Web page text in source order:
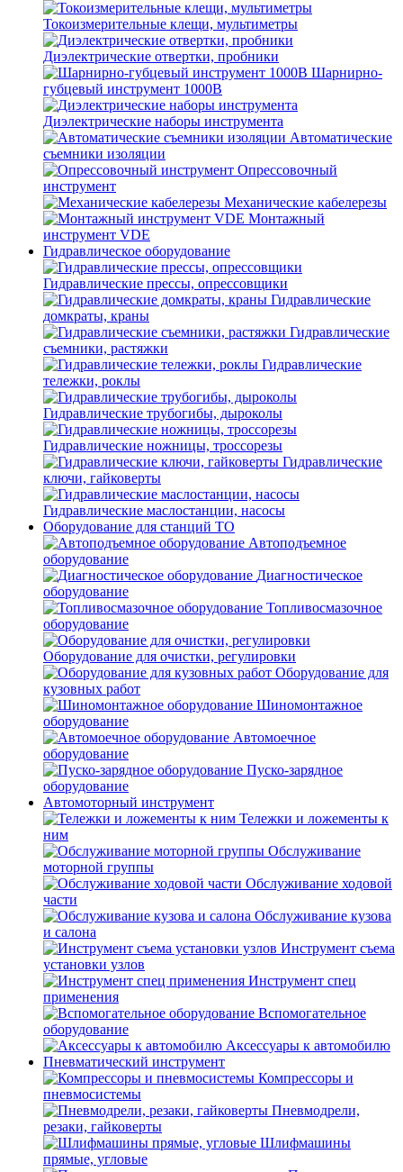
Токоизмерительные клещи, мультиметры
Диэлектрические отвертки, пробники
Шарнирно-
губцевый инструмент 1000В
Диэлектрические наборы инструмента
Автоматические
съемники изоляции
Опрессовочный
инструмент
Механические кабелерезы
Монтажный
инструмент VDE
Гидравлическое оборудование
Гидравлические прессы, опрессовщики
Гидравлические
домкраты, краны
Гидравлические
съемники, растяжки
Гидравлические
тележки, роклы
Гидравлические трубогибы, дыроколы
Гидравлические ножницы, троссорезы
Гидравлические
ключи, гайковерты
Гидравлические маслостанции, насосы
Оборудование для станций ТО
Автоподъемное
оборудование
Диагностическое
оборудование
Топливосмазочное
оборудование
Оборудование для очистки, регулировки
Оборудование для
кузовных работ
Шиномонтажное
оборудование
Автомоечное
оборудование
Пуско-зарядное
оборудование
Автомоторный инструмент
Тележки и ложементы к
ним
Обслуживание
моторной группы
Обслуживание ходовой
части
Обслуживание кузова
и салона
Инструмент съема
установки узлов
Инструмент спец
применения
Вспомогательное
оборудование
Аксессуары к автомобилю
Пневматический инструмент
Компрессоры и
пневмосистемы
Пневмодрели,
резаки, гайковерты
Шлифмашины
прямые, угловые